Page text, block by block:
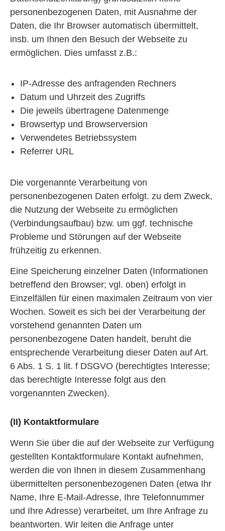
personenbezogenen Daten, mit Ausnahme der
Daten, die Ihr Browser automatisch übermittelt,
insb. um Ihnen den Besuch der Webseite zu
ermöglichen. Dies umfasst z.B.:
IP-Adresse des anfragenden Rechners
Datum und Uhrzeit des Zugriffs
Die jeweils übertragene Datenmenge
Browsertyp und Browserversion
Verwendetes Betriebssystem
Referrer URL
Die vorgenannte Verarbeitung von
personenbezogenen Daten erfolgt. zu dem Zweck,
die Nutzung der Webseite zu ermöglichen
(Verbindungsaufbau) bzw. um ggf. technische
Probleme und Störungen auf der Webseite
frühzeitig zu erkennen.
Eine Speicherung einzelner Daten (Informationen
betreffend den Browser; vgl. oben) erfolgt in
Einzelfällen für einen maximalen Zeitraum von vier
Wochen. Soweit es sich bei der Verarbeitung der
vorstehend genannten Daten um
personenbezogene Daten handelt, beruht die
entsprechende Verarbeitung dieser Daten auf Art.
6 Abs. 1 S. 1 lit. f DSGVO (berechtigtes Interesse;
das berechtigte Interesse folgt aus den
vorgenannten Zwecken).
(II) Kontaktformulare
Wenn Sie über die auf der Webseite zur Verfügung
gestellten Kontaktformulare Kontakt aufnehmen,
werden die von Ihnen in diesem Zusammenhang
übermittelten personenbezogenen Daten (etwa Ihr
Name, Ihre E-Mail-Adresse, Ihre Telefonnummer
und Ihre Adresse) verarbeitet, um Ihre Anfrage zu
beantworten. Wir leiten die Anfrage unter